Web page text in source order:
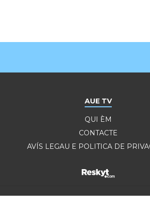
AUE TV
QUI ÈM
CONTACTE
AVÍS LEGAU E POLITICA DE